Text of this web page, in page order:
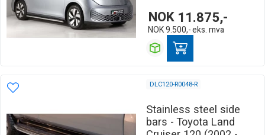
NOK 11.875,-
NOK9.500,-eks. mva
DLC120-R0048-R
Stainless steel side
bars - Toyota Land